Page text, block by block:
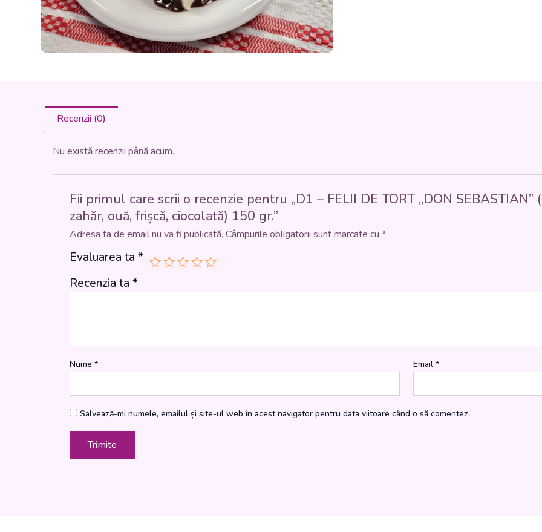
FELII
DE
TORT
"DON
gr.
Recenzii (0)
Nu există recenzii până acum.
Fii primul care scrii o recenzie pentru „D1 – FELII DE TORT „DON
zahăr, ouă, frișcă, ciocolată) 150 gr.”
Adresa ta de email nu va fi publicată. Câmpurile obligatorii sunt marcate cu *
Evaluarea ta *
Recenzia ta *
Nume * Email*
Salvează-mi numele, emailul și site-ul web în acest navigator pentru data viitoare când o să comentez.